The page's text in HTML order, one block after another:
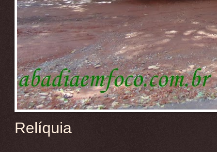
Relíquia